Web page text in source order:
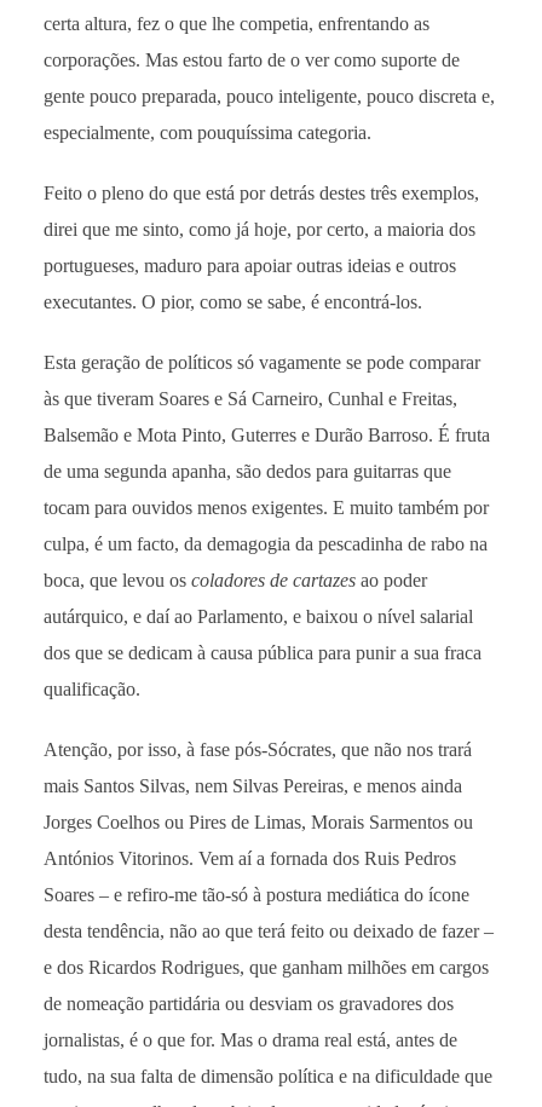
certa altura, fez o que lhe competia, enfrentando as
corporações. Mas estou farto de o ver como suporte de
gente pouco preparada, pouco inteligente, pouco discreta e,
especialmente, com pouquíssima categoria.
Feito o pleno do que está por detrás destes três exemplos,
direi que me sinto, como já hoje, por certo, a maioria dos
portugueses, maduro para apoiar outras ideias e outros
executantes. O pior, como se sabe, é encontrá-los.
Esta geração de políticos só vagamente se pode comparar
às que tiveram Soares e Sá Carneiro, Cunhal e Freitas,
Balsemão e Mota Pinto, Guterres e Durão Barroso. É fruta
de uma segunda apanha, são dedos para guitarras que
tocam para ouvidos menos exigentes. E muito também por
culpa, é um facto, da demagogia da pescadinha de rabo na
boca, que levou os coladores de cartazesao poder
autárquico, e daí ao Parlamento, e baixou o nível salarial
dos que se dedicam à causa pública para punir a sua fraca
qualificação.
Atenção, por isso, à fase pós-Sócrates, que não nos trará
mais Santos Silvas, nem Silvas Pereiras, e menos ainda
Jorges Coelhos ou Pires de Limas, Morais Sarmentos ou
Antónios Vitorinos. Vem aí a fornada dos Ruis Pedros
Soares – e refiro-me tão-só à postura mediática do ícone
desta tendência, não ao que terá feito ou deixado de fazer –
e dos Ricardos Rodrigues, que ganham milhões em cargos
de nomeação partidária ou desviam os gravadores dos
jornalistas, é o que for. Mas o drama real está, antes de
tudo, na sua falta de dimensão política e na dificuldade que